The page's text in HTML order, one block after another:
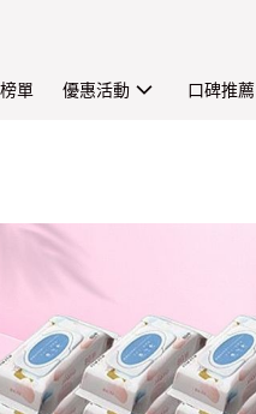
單 優惠活動 口碑推薦